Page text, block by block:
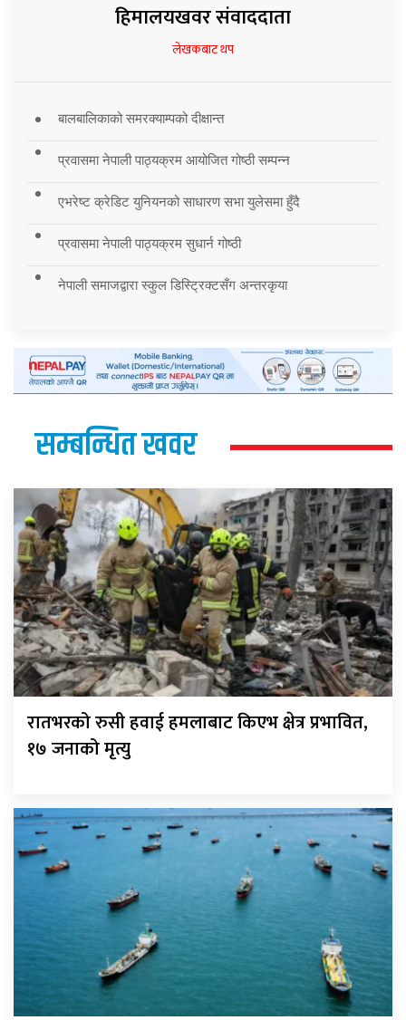
हिमालयखवर संवाददाता
लेखकबाट थप
बालबालिकाको समरक्याम्पको दीक्षान्त
प्रवासमा नेपाली पाठ्यक्रम आयोजित गोष्ठी सम्पन्न
एभरेष्ट क्रेडिट युनियनको साधारण सभा युलेसमा हुँदै
प्रवासमा नेपाली पाठ्यक्रम सुधार्न गोष्ठी
नेपाली समाजद्वारा स्कुल डिस्ट्रिक्टसँग अन्तरकृया
सम्बन्धित खवर
रातभरको रुसी हवाई हमलाबाट किएभ क्षेत्र प्रभावित,
१७ जनाको मृत्यु